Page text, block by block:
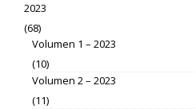
2023
(68)
Volumen 1 – 2023
(10)
Volumen 2 – 2023
(11)